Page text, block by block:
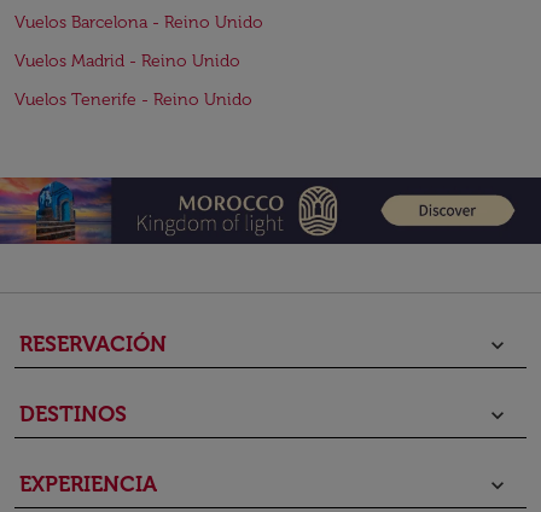
Vuelos Barcelona - Reino Unido
Vuelos Madrid - Reino Unido
Vuelos Tenerife - Reino Unido
RESERVACIÓN keyboard_arrow_down
DESTINOS keyboard_arrow_down
EXPERIENCIA keyboard_arrow_down